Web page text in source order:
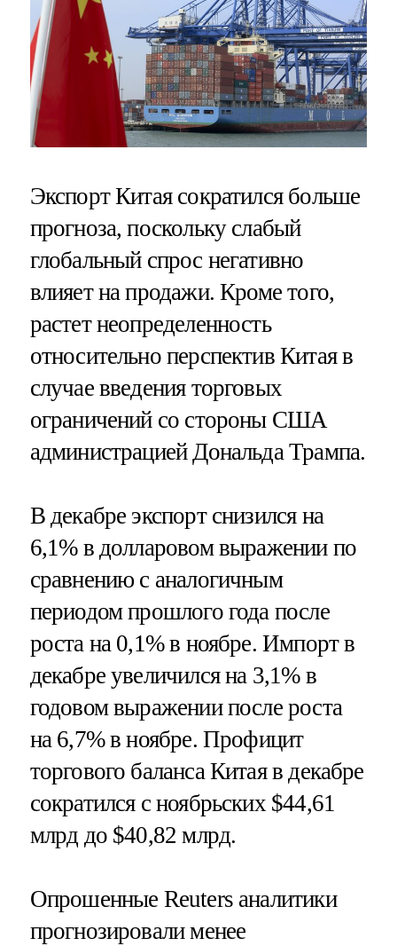
Экспорт Китая сократился больше
прогноза, поскольку слабый
глобальный спрос негативно
влияет на продажи. Кроме того,
растет неопределенность
относительно перспектив Китая в
случае введения торговых
ограничений со стороны США
администрацией Дональда Трампа.
В декабре экспорт снизился на
6,1% в долларовом выражении по
сравнению с аналогичным
периодом прошлого года после
роста на 0,1% в ноябре. Импорт в
декабре увеличился на 3,1% в
годовом выражении после роста
на 6,7% в ноябре. Профицит
торгового баланса Китая в декабре
сократился с ноябрьских $44,61
млрд до $40,82 млрд.
Опрошенные Reuters аналитики
прогнозировали менее